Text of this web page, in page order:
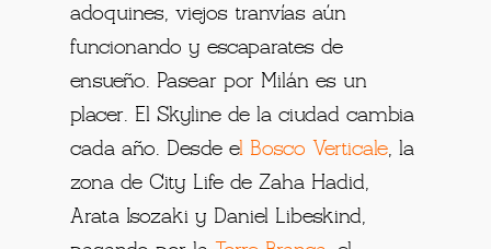
adoquines, viejos tranvías aún
funcionando y escaparates de
ensueño. Pasear por Milán es un
placer. El Skyline de la ciudad cambia
cada año. Desde el Bosco Verticale, la
zona de City Life de Zaha Hadid,
Arata Isozaki y Daniel Libeskind,